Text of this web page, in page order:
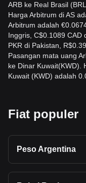
ARB ke Real Brasil
Harga Arbitrum di AS
Arbitrum adalah
Inggris, C$0.1089
PKR di Pakistan,
Pasangan mata uang
ke Dinar Kuwait(KWD).
Fiat populer
Peso Argentina